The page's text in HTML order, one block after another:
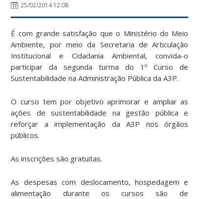
25/02/2014 12:08
É com grande satisfação que o Ministério do Meio
Ambiente, por meio da Secretaria de Articulação
Institucional e Cidadania Ambiental, convida-o
participar da segunda turma do 1º Curso de
Sustentabilidade na Administração Pública da A3P.
O curso tem por objetivo aprimorar e ampliar as
ações de sustentabilidade na gestão pública e
reforçar a implementação da A3P nos órgãos
públicos.
As inscrições são gratuitas.
As despesas com deslocamento, hospedagem e
alimentação durante os cursos são de